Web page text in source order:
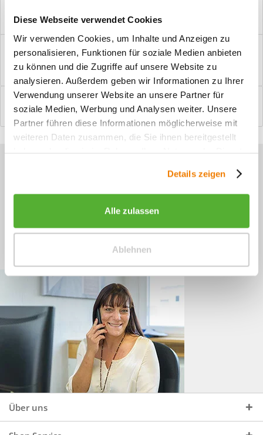
Diese Webseite verwendet Cookies
Wir verwenden Cookies, um Inhalte und Anzeigen zu
personalisieren, Funktionen für soziale Medien anbieten
zu können und die Zugriffe auf unsere Website zu
analysieren. Außerdem geben wir Informationen zu Ihrer
Verwendung unserer Website an unsere Partner für
soziale Medien, Werbung und Analysen weiter. Unsere
Partner führen diese Informationen möglicherweise mit
weiteren Daten zusammen, die Sie ihnen bereitgestellt
Details zeigen
Alle zulassen
Ablehnen
Windfangelemente online am Bildschirm konfigurieren und
einbaufertig bestellen. In wenigen...
Bewertungen
0
Bewertungen lesen, schreiben und diskutieren...mehr
Sie haben Fragen zu unseren
+49 (0)4244 965 34 04
Mo - Do, 09:00 - 16:00 Uhr
und Fr, 09:00 - 13:00 Uhr
Über uns